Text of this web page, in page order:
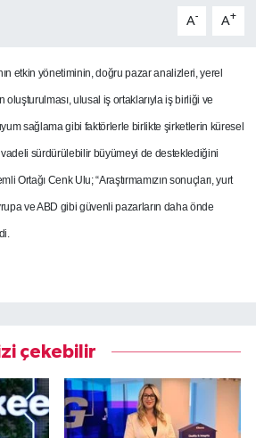
A- A+
etkin yönetiminin, doğru pazar analizleri, yerel
ulusal iş ortaklarıyla iş birliği ve
sağlama gibi faktörlerle birlikte şirketlerin küresel
vadeli sürdürülebilir büyümeyi de desteklediğini
Ortağı Cenk Ulu; “Araştırmamızın sonuçları, yurt
ve ABD gibi güvenli pazarların daha önde
çekebilir